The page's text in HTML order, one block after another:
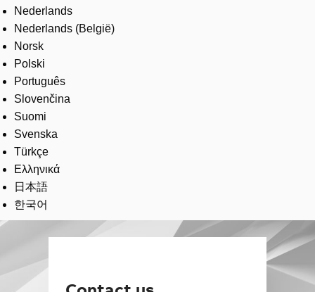
Nederlands
Nederlands (België)
Norsk
Polski
Português
Slovenčina
Suomi
Svenska
Türkçe
Ελληνικά
日本語
한국어